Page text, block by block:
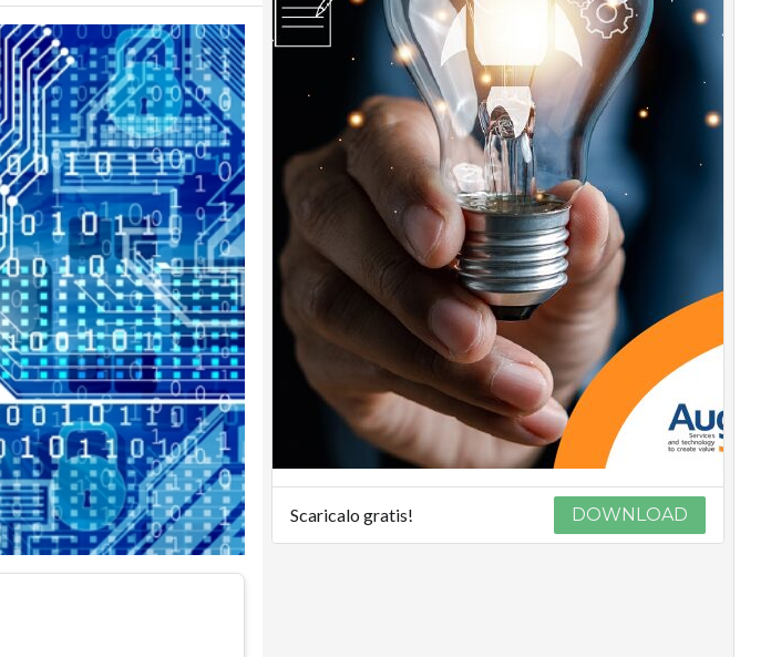
Scaricalo gratis! DOWNLOAD